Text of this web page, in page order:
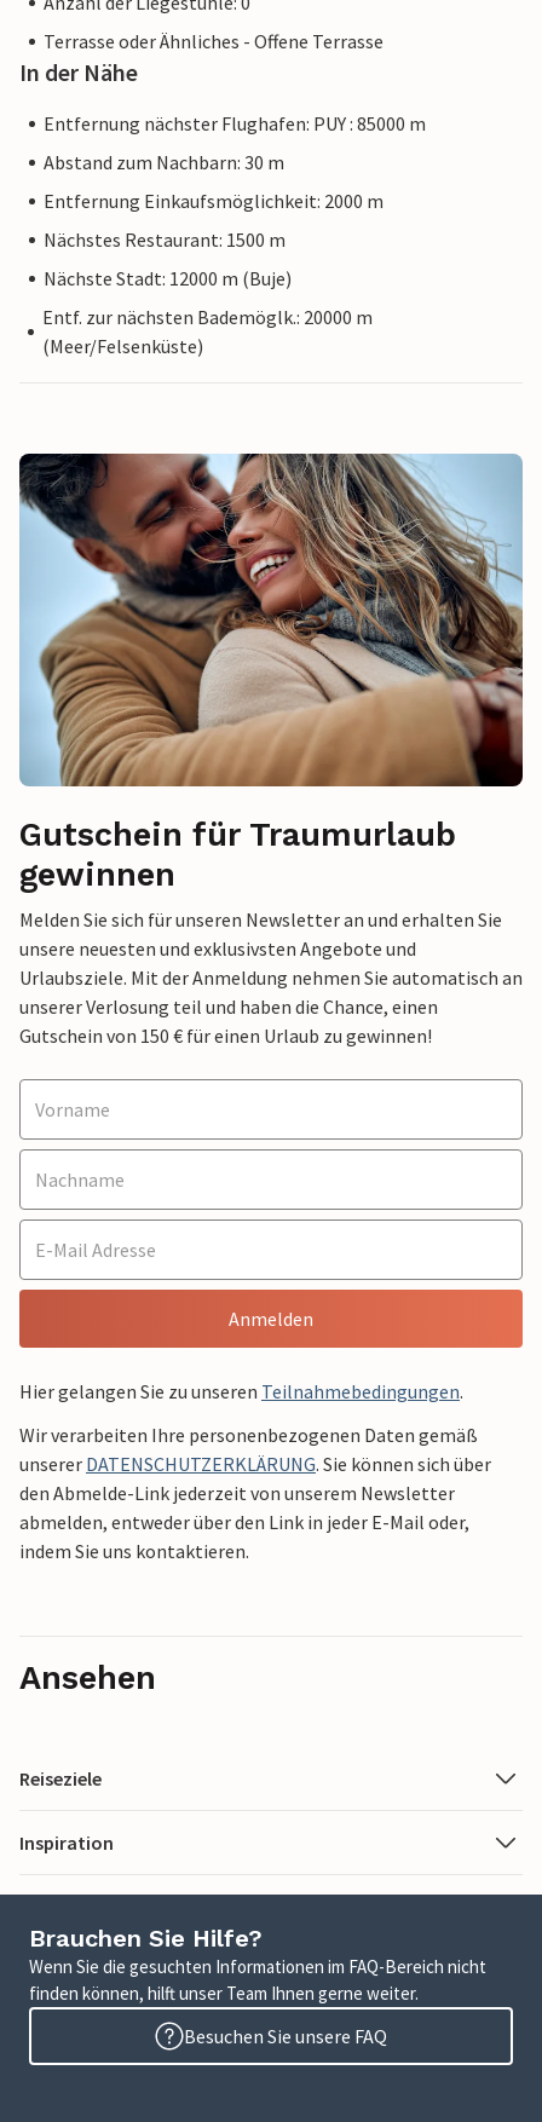
Terrasse oder Ähnliches - Offene Terrasse
In der Nähe
Entfernung nächster Flughafen: PUY : 85000 m
Abstand zum Nachbarn: 30 m
Entfernung Einkaufsmöglichkeit: 2000 m
Nächstes Restaurant: 1500 m
Nächste Stadt: 12000 m (Buje)
Entf. zur nächsten Bademöglk.: 20000 m
(Meer/Felsenküste)
Gutschein für Traumurlaub
gewinnen
Melden Sie sich für unseren Newsletter an und erhalten Sie
unsere neuesten und exklusivsten Angebote und
Urlaubsziele. Mit der Anmeldung nehmen Sie automatisch an
unserer Verlosung teil und haben die Chance, einen
Gutschein von 150 € für einen Urlaub zu gewinnen!
Anmelden
Hier gelangen Sie zu unseren Teilnahmebedingungen.
Wir verarbeiten Ihre personenbezogenen Daten gemäß
unserer DATENSCHUTZERKLÄRUNG. Sie können sich über
den Abmelde-Link jederzeit von unserem Newsletter
abmelden, entweder über den Link in jeder E-Mail oder,
indem Sie uns kontaktieren.
Ansehen
Reiseziele
Inspiration
Brauchen Sie Hilfe?
Wenn Sie die gesuchten Informationen im FAQ-Bereich nicht
finden können, hilft unser Team Ihnen gerne weiter.
Besuchen Sie unsere FAQ